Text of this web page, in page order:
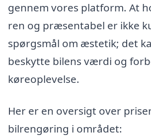
gennem vores platform. At
ren og præsentabel er ikke
spørgsmål om æstetik; det
beskytte bilens værdi og
køreoplevelse.
Her er en oversigt over
bilrengøring i området: